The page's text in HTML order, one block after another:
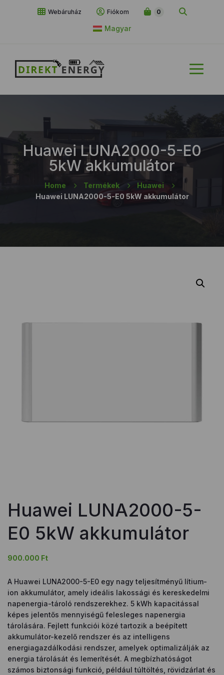
Webáruház Fiókom 0
Magyar
Huawei LUNA2000-5-E0
5kW akkumulátor
Home Termékek
Huawei
Huawei LUNA2000-5-E0 5kW akkumulátor
Huawei LUNA2000-5-
E0 5kW akkumulátor
900.000 Ft
A Huawei LUNA2000-5-E0 egy nagy teljesítményű lítium-
ion akkumulátor, amely ideális lakossági és kereskedelmi
napenergia-tároló rendszerekhez. 5 kWh kapacitással
képes jelentős mennyiségű felesleges napenergia
tárolására. Fejlett funkciói közé tartozik a beépített
akkumulátor-kezelő rendszer és az intelligens
energiagazdálkodási rendszer, amelyek optimalizálják az
energia tárolását és lemerítését. A megbízhatóságot
számos biztonsági funkció, például túltöltés, rövidzárlat és